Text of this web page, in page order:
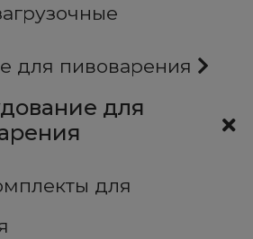
для пивоварения
для
для